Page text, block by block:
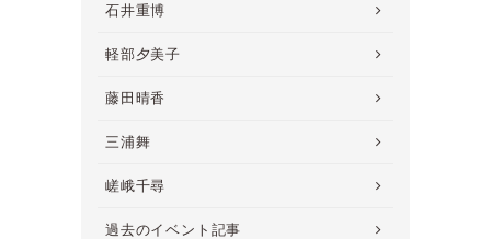
石井重博
軽部夕美子
藤田晴香
三浦舞
嵯峨千尋
過去のイベント記事